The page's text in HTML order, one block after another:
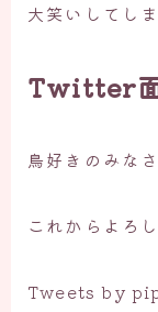
大笑いしてし
Twitter面
鳥好きのみな
これからよろ
Tweets by